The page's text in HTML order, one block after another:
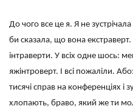
До чого все це я. Я не
би сказала, що вона
інтраверти. У всіх одне шось:
яжінтроверт. І всі пожаліли.
тисячі справ на конференціях і
хлопають, браво, який же ти